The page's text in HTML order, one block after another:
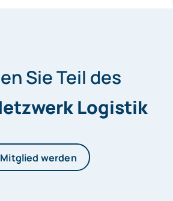
Sie Teil des
Logistik
Mitglied werden